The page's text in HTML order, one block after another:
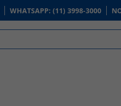
WHATSAPP: (11) 3998-3000